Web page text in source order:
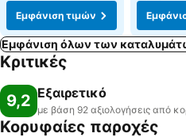
Εμφάνιση τιμών
Εμφάνιση όλων των
Κριτικές
9,2 Εξαιρετικό
με βάση 92 αξιολογήσεις από
Κορυφαίες παροχές